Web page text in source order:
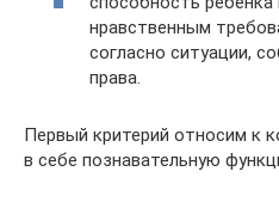
нравственным
согласно ситуации,
права.
Первый критерий относим к
в себе познавательную